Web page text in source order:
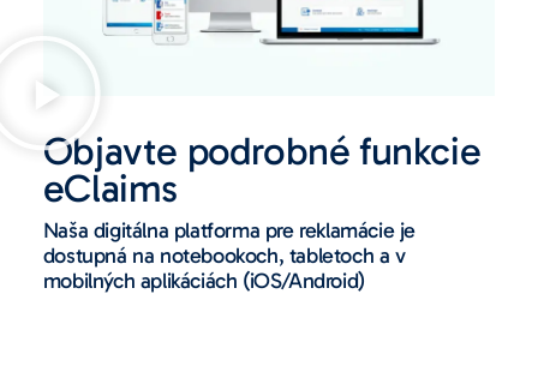
Objavte podrobné funkcie
eClaims
Naša digitálna platforma pre reklamácie je
dostupná na notebookoch, tabletoch a v
mobilných aplikáciách (iOS/Android)